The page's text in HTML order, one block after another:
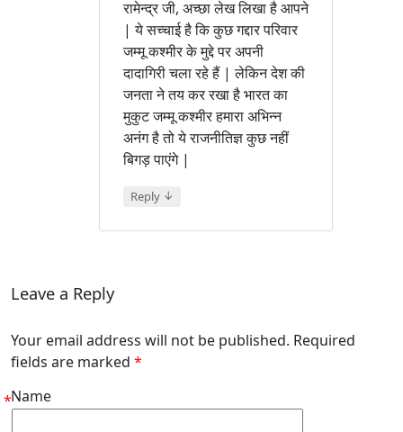
रामेन्द्र जी, अच्छा लेख लिखा है आपने
| ये सच्चाई है कि कुछ गद्दार परिवार
जम्मू कश्मीर के मुद्दे पर अपनी
दादागिरी चला रहे हैं | लेकिन देश की
जनता ने तय कर रखा है भारत का
मुकुट जम्मू कश्मीर हमारा अभिन्न
अनंग है तो ये राजनीतिज्ञ कुछ नहीं
बिगड़ पाएंगे |
Reply ↓
Leave a Reply
Your email address will not be published. Required
fields are marked *
Name
*